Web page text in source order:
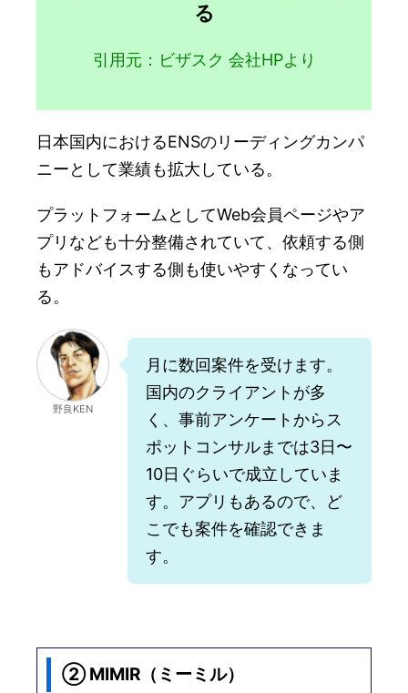
る
引用元：ビザスク 会社HPより
日本国内におけるENSのリーディングカンパ
ニーとして業績も拡大している。
プラットフォームとしてWeb会員ページやア
プリなども十分整備されていて、依頼する側
もアドバイスする側も使いやすくなってい
る。
野良KEN
月に数回案件を受けます。
国内のクライアントが多
く、事前アンケートからス
ポットコンサルまでは3日〜
10日ぐらいで成立していま
す。アプリもあるので、ど
こでも案件を確認できま
す。
② MIMIR（ミーミル）